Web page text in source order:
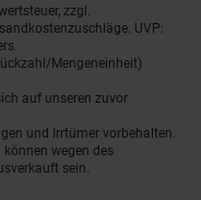
zzgl.
UVP:
Mengeneinheit)
auf unseren zuvor
und Irrtümer vorbehalten.
wegen des
sein.